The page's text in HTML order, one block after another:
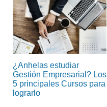
¿Anhelas estudiar
Gestión Empresarial? Los
5 principales Cursos para
lograrlo